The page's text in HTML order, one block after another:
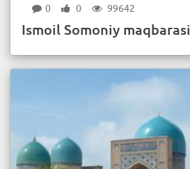
0 0 99642
Ismoil Somoniy maqbarasi